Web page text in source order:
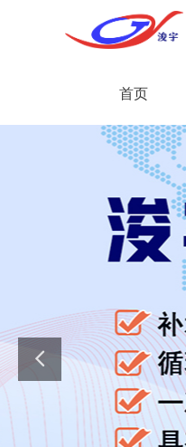
首页